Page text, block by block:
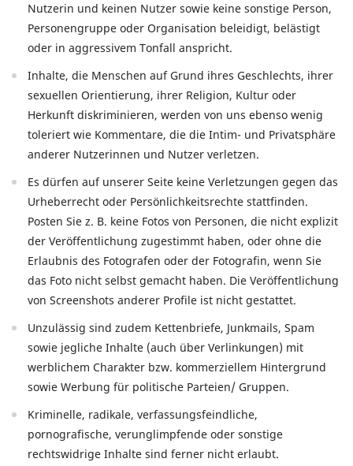
Nutzerin und keinen Nutzer sowie keine sonstige Person,
Personengruppe oder Organisation beleidigt, belästigt
oder in aggressivem Tonfall anspricht.
Inhalte, die Menschen auf Grund ihres Geschlechts, ihrer
sexuellen Orientierung, ihrer Religion, Kultur oder
Herkunft diskriminieren, werden von uns ebenso wenig
toleriert wie Kommentare, die die Intim- und Privatsphäre
anderer Nutzerinnen und Nutzer verletzen.
Es dürfen auf unserer Seite keine Verletzungen gegen das
Urheberrecht oder Persönlichkeitsrechte stattfinden.
Posten Sie z. B. keine Fotos von Personen, die nicht explizit
der Veröffentlichung zugestimmt haben, oder ohne die
Erlaubnis des Fotografen oder der Fotografin, wenn Sie
das Foto nicht selbst gemacht haben. Die Veröffentlichung
von Screenshots anderer Profile ist nicht gestattet.
Unzulässig sind zudem Kettenbriefe, Junkmails, Spam
sowie jegliche Inhalte (auch über Verlinkungen) mit
werblichem Charakter bzw. kommerziellem Hintergrund
sowie Werbung für politische Parteien/ Gruppen.
Kriminelle, radikale, verfassungsfeindliche,
pornografische, verunglimpfende oder sonstige
rechtswidrige Inhalte sind ferner nicht erlaubt.